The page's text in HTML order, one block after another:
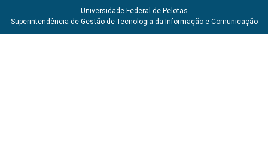
Universidade Federal de Pelotas
Superintendência de Gestão de Tecnologia da Informação e Comunicação